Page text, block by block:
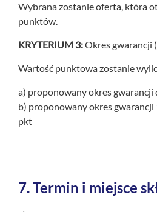
Wybrana zostanie oferta, która
punktów.
KRYTERIUM 3:Okres gwarancji
Wartość punktowa zostanie
a) proponowany okres gwarancji
b) proponowany okres gwarancji
pkt
7.Termin i miejsce